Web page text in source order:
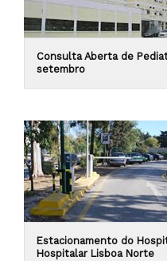
Consulta Aberta de
setembro
Estacionamento do
Hospitalar Lisboa Norte